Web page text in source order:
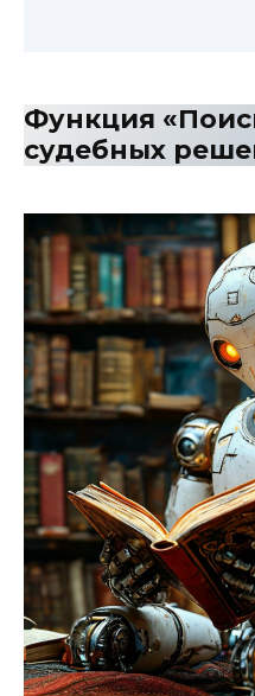
Функция
судебных